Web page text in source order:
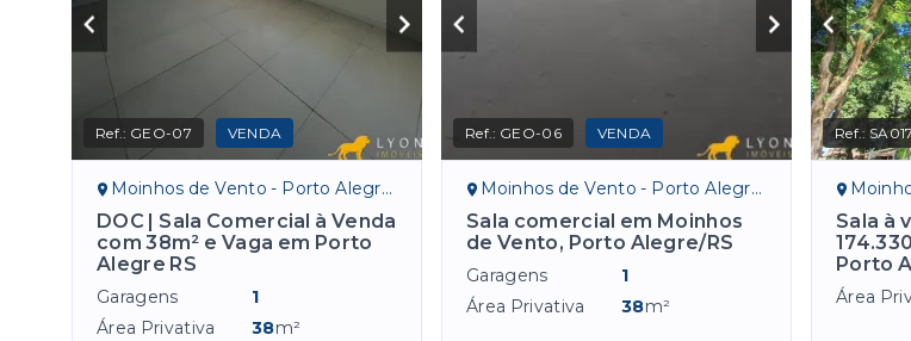
Ref.: GEO-07 VENDA
Moinhos de Vento - Porto Alegre/RS
DOC | Sala Comercial à Venda
com 38m² e Vaga em Porto
Alegre RS
Garagens
1
Área Privativa
38m²
Ref.: GEO-06 VENDA
Moinhos de Vento - Porto Alegre/RS
Sala comercial em Moinhos
de Vento, Porto Alegre/RS
Garagens
1
Área Privativa
38m²
Ref.:
Sala à
Porto
Área